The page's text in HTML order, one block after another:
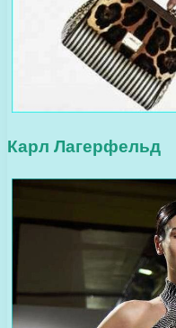
Карл Лагерфельд